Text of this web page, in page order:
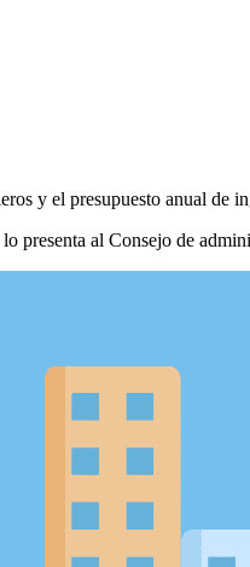
y el presupuesto anual de
presenta al Consejo de